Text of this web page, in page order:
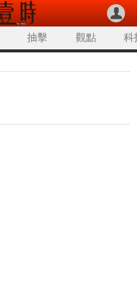
抽擊 觀點 科